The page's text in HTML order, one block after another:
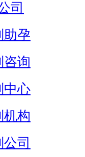
司
助孕
咨询
中心
机构
司